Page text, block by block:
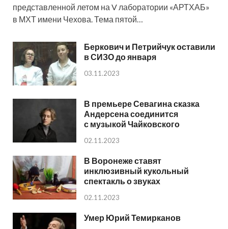
представленной летом на V лаборатории «АРТХАБ»
в МХТ имени Чехова. Тема пятой…
Беркович и Петрийчук оставили
в СИЗО до января
03.11.2023
В премьере Севагина сказка
Андерсена соединится
с музыкой Чайковского
02.11.2023
В Воронеже ставят
инклюзивный кукольный
спектакль о звуках
02.11.2023
Умер Юрий Темирканов